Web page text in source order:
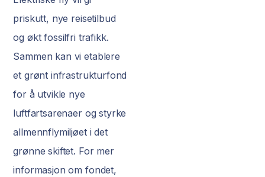
priskutt, nye reisetilbud
og økt fossilfri trafikk.
Sammen kan vi etablere
et grønt infrastrukturfond
for å utvikle nye
luftfartsarenaer og styrke
allmennflymiljøet i det
grønne skiftet. For mer
informasjon om fondet,